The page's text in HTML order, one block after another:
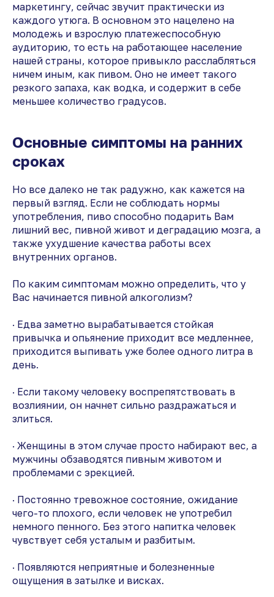
маркетингу, сейчас звучит практически из
каждого утюга. В основном это нацелено на
молодежь и взрослую платежеспособную
аудиторию, то есть на работающее население
нашей страны, которое привыкло расслабляться
ничем иным, как пивом. Оно не имеет такого
резкого запаха, как водка, и содержит в себе
меньшее количество градусов.
Основные симптомы на ранних
сроках
Но все далеко не так радужно, как кажется на
первый взгляд. Если не соблюдать нормы
употребления, пиво способно подарить Вам
лишний вес, пивной живот и деградацию мозга, а
также ухудшение качества работы всех
внутренних органов.
По каким симптомам можно определить, что у
Вас начинается пивной алкоголизм?
· Едва заметно вырабатывается стойкая
привычка и опьянение приходит все медленнее,
приходится выпивать уже более одного литра в
день.
· Если такому человеку воспрепятствовать в
возлиянии, он начнет сильно раздражаться и
злиться.
· Женщины в этом случае просто набирают вес, а
мужчины обзаводятся пивным животом и
проблемами с эрекцией.
· Постоянно тревожное состояние, ожидание
чего-то плохого, если человек не употребил
немного пенного. Без этого напитка человек
чувствует себя усталым и разбитым.
· Появляются неприятные и болезненные
ощущения в затылке и висках.